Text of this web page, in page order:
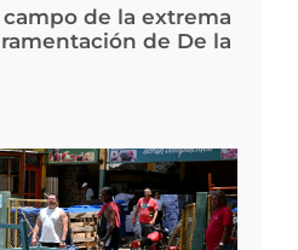
de la extrema
de De la